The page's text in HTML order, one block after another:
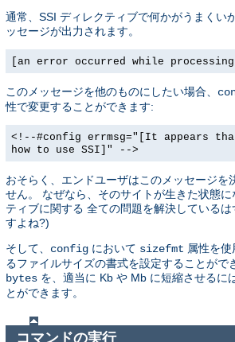
通常、SSI ディレクティブで何かがうまくい
ッセージが出力されます。
[an error occurred while
このメッセージを他のものにしたい場合、
性で変更することができます:
<!--#config errmsg="[It appears
how to use SSI]" -->
おそらく、エンドユーザはこのメッセージを
せん。 なぜなら、そのサイトが生きた状態
ティブに関する 全ての問題を解決している
すよね?)
そして、 config において sizefmt 属性を
るファイルサイズの書式を設定することがで
bytes を、適当に Kb や Mb に短縮させるに
とができます。
コマンドの実行